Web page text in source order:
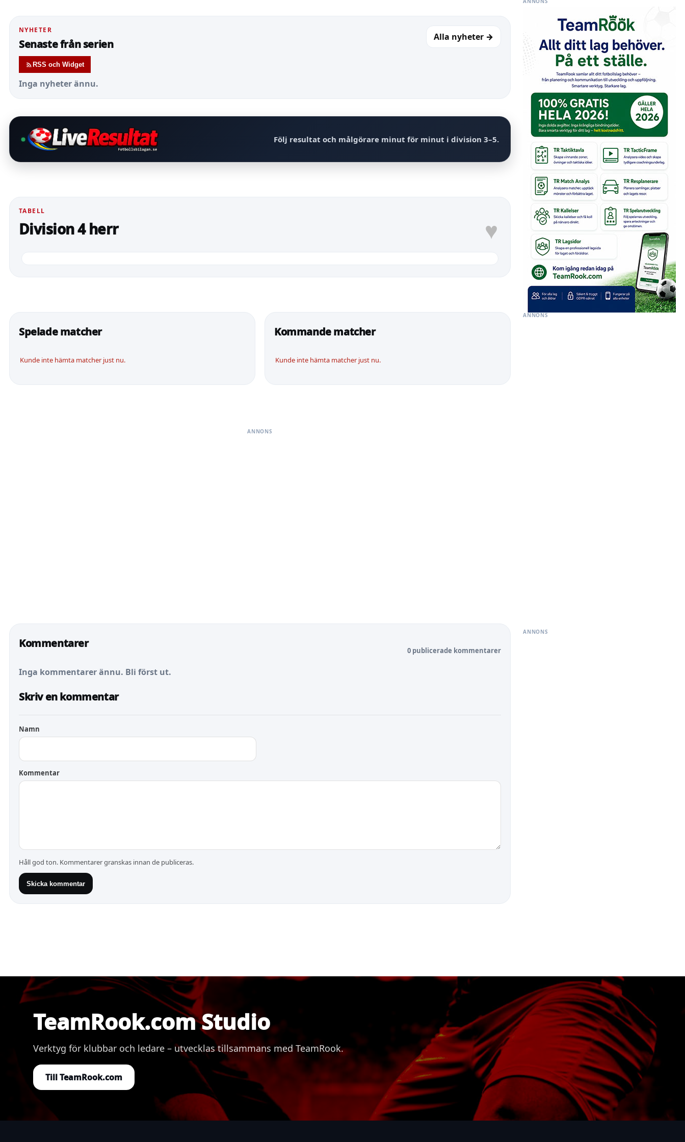
ANNONS
ANNONS
NYHETER
Senaste från serien
RSS och Widget
Alla nyheter →
Inga nyheter ännu.
Följ resultat och målgörare minut för minut i division 3–5.
TABELL
Division 4 herr ♥
Spelade matcher
Kunde inte hämta matcher just nu.
Kommande matcher
Kunde inte hämta matcher just nu.
ANNONS
Kommentarer
0 publicerade kommentarer
Inga kommentarer ännu. Bli först ut.
Skriv en kommentar
Namn
Kommentar
Håll god ton. Kommentarer granskas innan de publiceras.
Skicka kommentar
TeamRook.com Studio
Verktyg för klubbar och ledare – utvecklas tillsammans med TeamRook.
Till TeamRook.com